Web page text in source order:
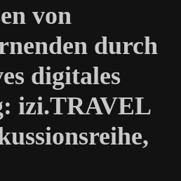
von
durch
digitales
izi.TRAVEL